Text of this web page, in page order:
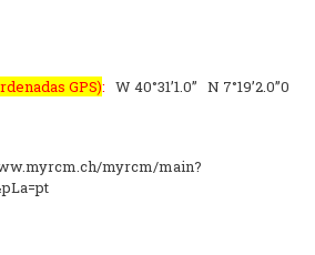
GPS): W 40°31’1.0’’ N 7°19’2.0’’0
myrcm/main?